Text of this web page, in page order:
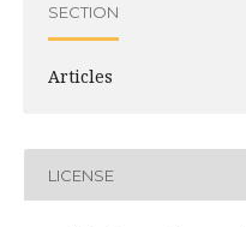
SECTION
Articles
LICENSE